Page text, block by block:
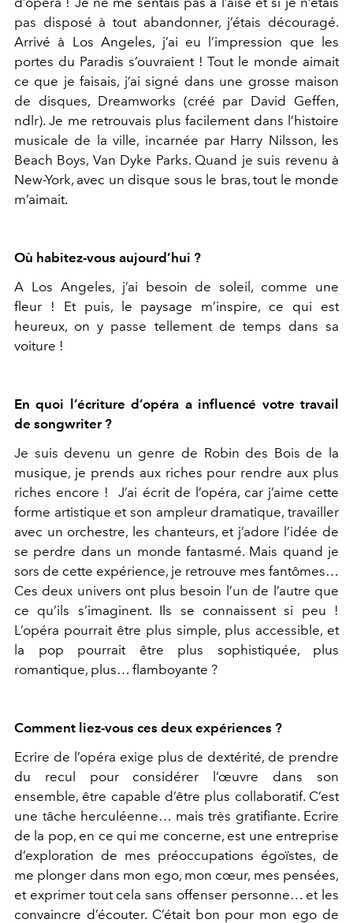
pas disposé à tout abandonner, j’étais découragé.
Arrivé à Los Angeles, j’ai eu l’impression que les
portes du Paradis s’ouvraient ! Tout le monde aimait
ce que je faisais, j’ai signé dans une grosse maison
de disques, Dreamworks (créé par David Geffen,
ndlr). Je me retrouvais plus facilement dans l’histoire
musicale de la ville, incarnée par Harry Nilsson, les
Beach Boys, Van Dyke Parks. Quand je suis revenu à
New-York, avec un disque sous le bras, tout le monde
m’aimait.
Où habitez-vous aujourd’hui ?
A Los Angeles, j’ai besoin de soleil, comme une
fleur ! Et puis, le paysage m’inspire, ce qui est
heureux, on y passe tellement de temps dans sa
voiture !
En quoi l’écriture d’opéra a influencé votre travail
de songwriter ?
Je suis devenu un genre de Robin des Bois de la
musique, je prends aux riches pour rendre aux plus
riches encore ! J’ai écrit de l’opéra, car j’aime cette
forme artistique et son ampleur dramatique, travailler
avec un orchestre, les chanteurs, et j’adore l’idée de
se perdre dans un monde fantasmé. Mais quand je
sors de cette expérience, je retrouve mes fantômes…
Ces deux univers ont plus besoin l’un de l’autre que
ce qu’ils s’imaginent. Ils se connaissent si peu !
L’opéra pourrait être plus simple, plus accessible, et
la pop pourrait être plus sophistiquée, plus
romantique, plus… flamboyante ?
Comment liez-vous ces deux expériences ?
Ecrire de l’opéra exige plus de dextérité, de prendre
du recul pour considérer l’œuvre dans son
ensemble, être capable d’être plus collaboratif. C’est
une tâche herculéenne… mais très gratifiante. Ecrire
de la pop, en ce qui me concerne, est une entreprise
d’exploration de mes préoccupations égoïstes, de
me plonger dans mon ego, mon cœur, mes pensées,
et exprimer tout cela sans offenser personne… et les
convaincre d’écouter. C’était bon pour mon ego de